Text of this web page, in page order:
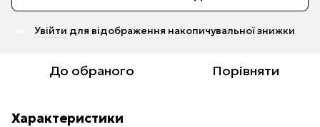
Увійти для відображення накопичувальної знижки
До обраного Порівняти
Характеристики